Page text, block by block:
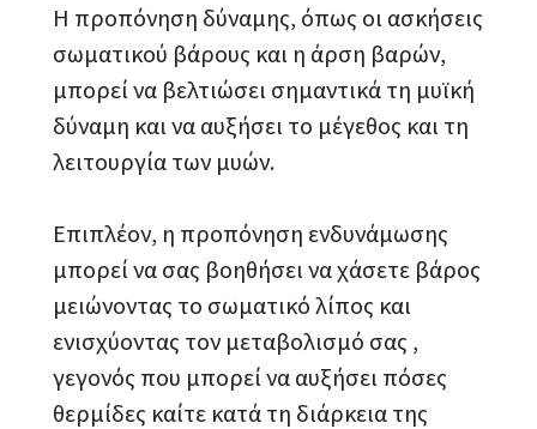
Η προπόνηση δύναμης, όπως οι ασκήσεις
σωματικού βάρους και η άρση βαρών,
μπορεί να βελτιώσει σημαντικά τη μυϊκή
δύναμη και να αυξήσει το μέγεθος και τη
λειτουργία των μυών.
Επιπλέον, η προπόνηση ενδυνάμωσης
μπορεί να σας βοηθήσει να χάσετε βάρος
μειώνοντας το σωματικό λίπος και
ενισχύοντας τον μεταβολισμό σας ,
γεγονός που μπορεί να αυξήσει πόσες
θερμίδες καίτε κατά τη διάρκεια της